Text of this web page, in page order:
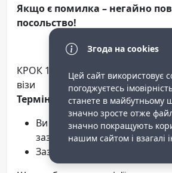
Якщо є помилка – негайно
посольство!
КРОК 10: Підготуйтесь до
візи
Терміни:
Ви маєте в'їхати в Німеччину
зазначений у візі
Зазвичай це перші 3 місяці дії
Згода на cookies
Цей сайт використовує
погоджуєтесь
станете в майбутньому
значно зросте отже
значно покращують
нашим сайтом і взагалі